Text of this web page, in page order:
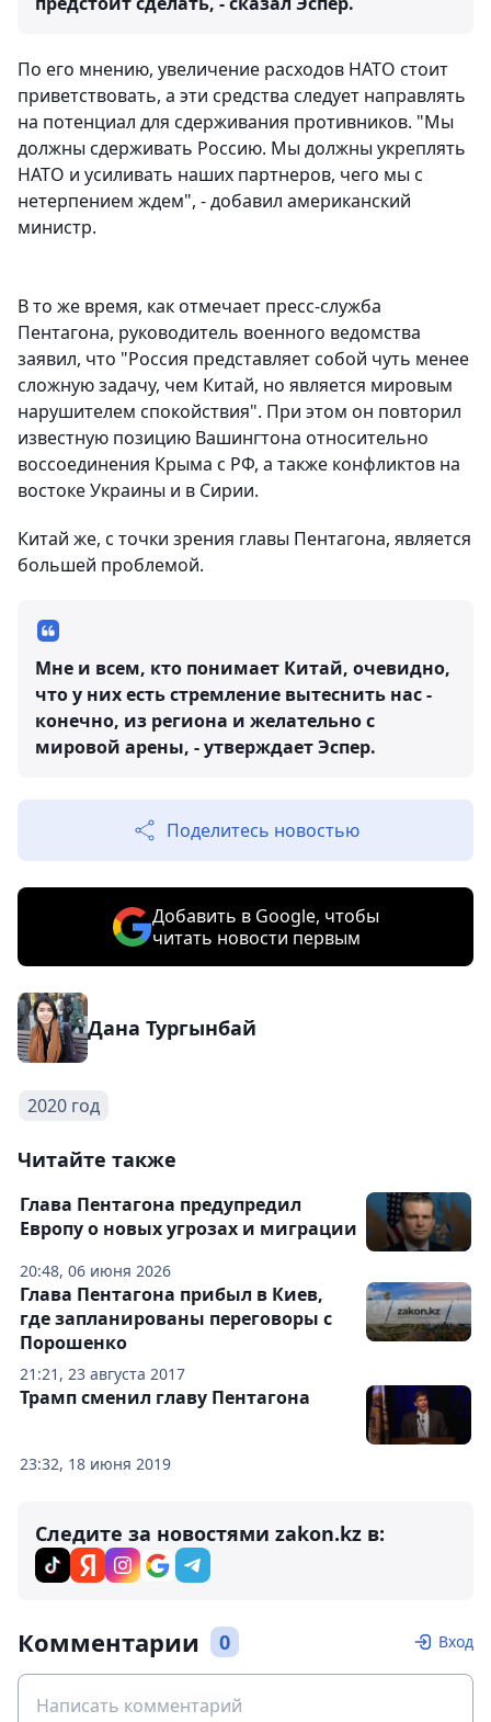
По его мнению, увеличение расходов НАТО стоит
приветствовать, а эти средства следует направлять
на потенциал для сдерживания противников. "Мы
должны сдерживать Россию. Мы должны укреплять
НАТО и усиливать наших партнеров, чего мы с
нетерпением ждем", - добавил американский
министр.
В то же время, как отмечает пресс-служба
Пентагона, руководитель военного ведомства
заявил, что "Россия представляет собой чуть менее
сложную задачу, чем Китай, но является мировым
нарушителем спокойствия". При этом он повторил
известную позицию Вашингтона относительно
воссоединения Крыма с РФ, а также конфликтов на
востоке Украины и в Сирии.
Китай же, с точки зрения главы Пентагона, является
большей проблемой.
Мне и всем, кто понимает Китай, очевидно,
что у них есть стремление вытеснить нас -
конечно, из региона и желательно с
мировой арены, - утверждает Эспер.
Поделитесь новостью
Добавить в Google, чтобы
читать новости первым
Дана Тургынбай
2020 год
Читайте также
20:48, 06 июня 2026
Глава Пентагона предупредил
Европу о новых угрозах и миграции
21:21, 23 августа 2017
Глава Пентагона прибыл в Киев,
где запланированы переговоры с
Порошенко
23:32, 18 июня 2019
Трамп сменил главу Пентагона
Следите за новостями zakon.kz в:
Комментарии 0 Вход